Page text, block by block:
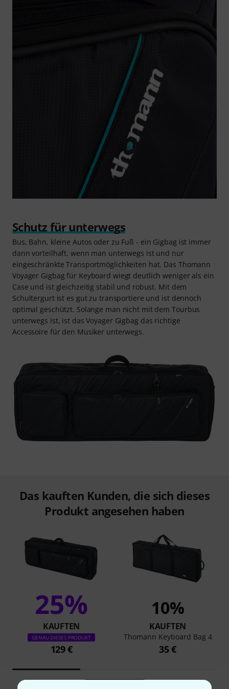
Auch im Bereich der zusätzlichen Ausstattung erfreuen sich
die von Thomann hergestellten Produkte einer großen
Beliebtheit. Im Sortiment befinden sich hunderte
Zubehörartikel aus vielen verschiedenen Bereichen, die
durch ein hohes Maß an Qualität und ein sehr gutes
Preis-/Leistungsverhältnis überzeugen. Die Verwendung
hochwertiger sowie beständiger Materialien und die
Implementierung durchdachter Features, die für
gewöhnlich Produkten aus höheren Preissegmenten
vorbehalten sind, machen Zubehör von Thomann zu einer
Schutz für unterwegs
Case und ist gleichzeitig stabil und robust. Mit dem
Schultergurt ist es gut zu transportiere und ist dennoch
optimal geschützt. Solange man nicht mit dem Tourbus
Accessoire für den Musiker unterwegs.